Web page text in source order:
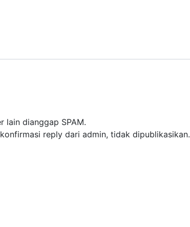
lain dianggap SPAM.
reply dari admin, tidak dipublikasikan.